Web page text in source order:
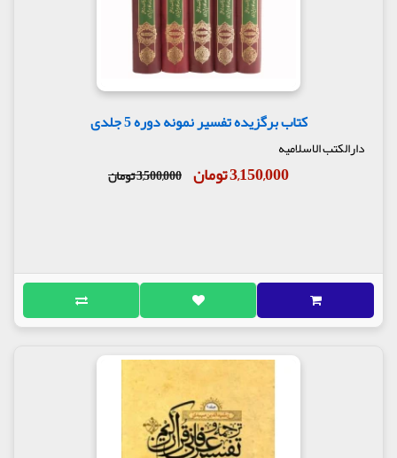
کتاب برگزیده تفسیر نمونه دوره 5 جلدی
دارالکتب الاسلامیه
3,150,000 تومان 3,500,000 تومان